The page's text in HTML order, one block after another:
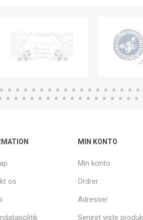
os
MIN KONTO
Min konto
Ordrer
Adresser
Senest viste